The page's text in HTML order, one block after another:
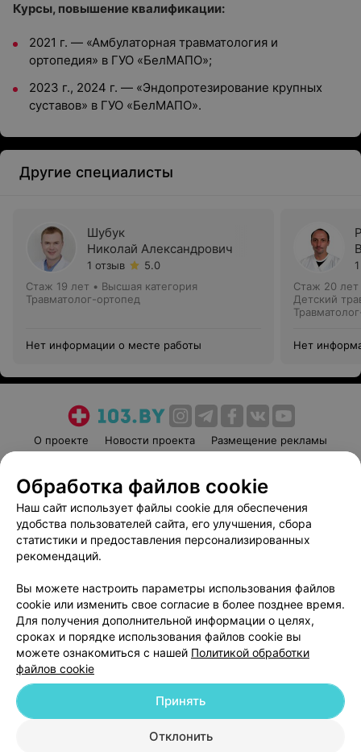
Курсы, повышение квалификации:
2021 г. — «Амбулаторная травматология и
ортопедия» в ГУО «БелМАПО»;
2023 г., 2024 г. — «Эндопротезирование крупных
суставов» в ГУО «БелМАПО».
Другие специалисты
Шубук
Николай Александрович
1 отзыв
5.0
Стаж 19 лет • Высшая категория
Травматолог-ортопед
Нет информации о месте работы
Стаж 20 лет
Детский
Нет
О проекте Новости проекта
Размещение рекламы
Пользовательское соглашение
Способы оплаты
Вакансии
Партнеры
Написать руководителю 103.by
Обработка персональных данных
© 2026 ООО «Артокс Лаб», УНП 191700409
| 220012, Республика Беларусь,
Обработка файлов cookie
Наш сайт использует файлы cookie для обеспечения
удобства пользователей сайта, его улучшения, сбора
статистики и предоставления персонализированных
рекомендаций.
Вы можете настроить параметры использования файлов
cookie или изменить свое согласие в более позднее время.
Для получения дополнительной информации о целях,
сроках и порядке использования файлов cookie вы
можете ознакомиться с нашей Политикой обработки
файлов cookie
Отклонить
Принять